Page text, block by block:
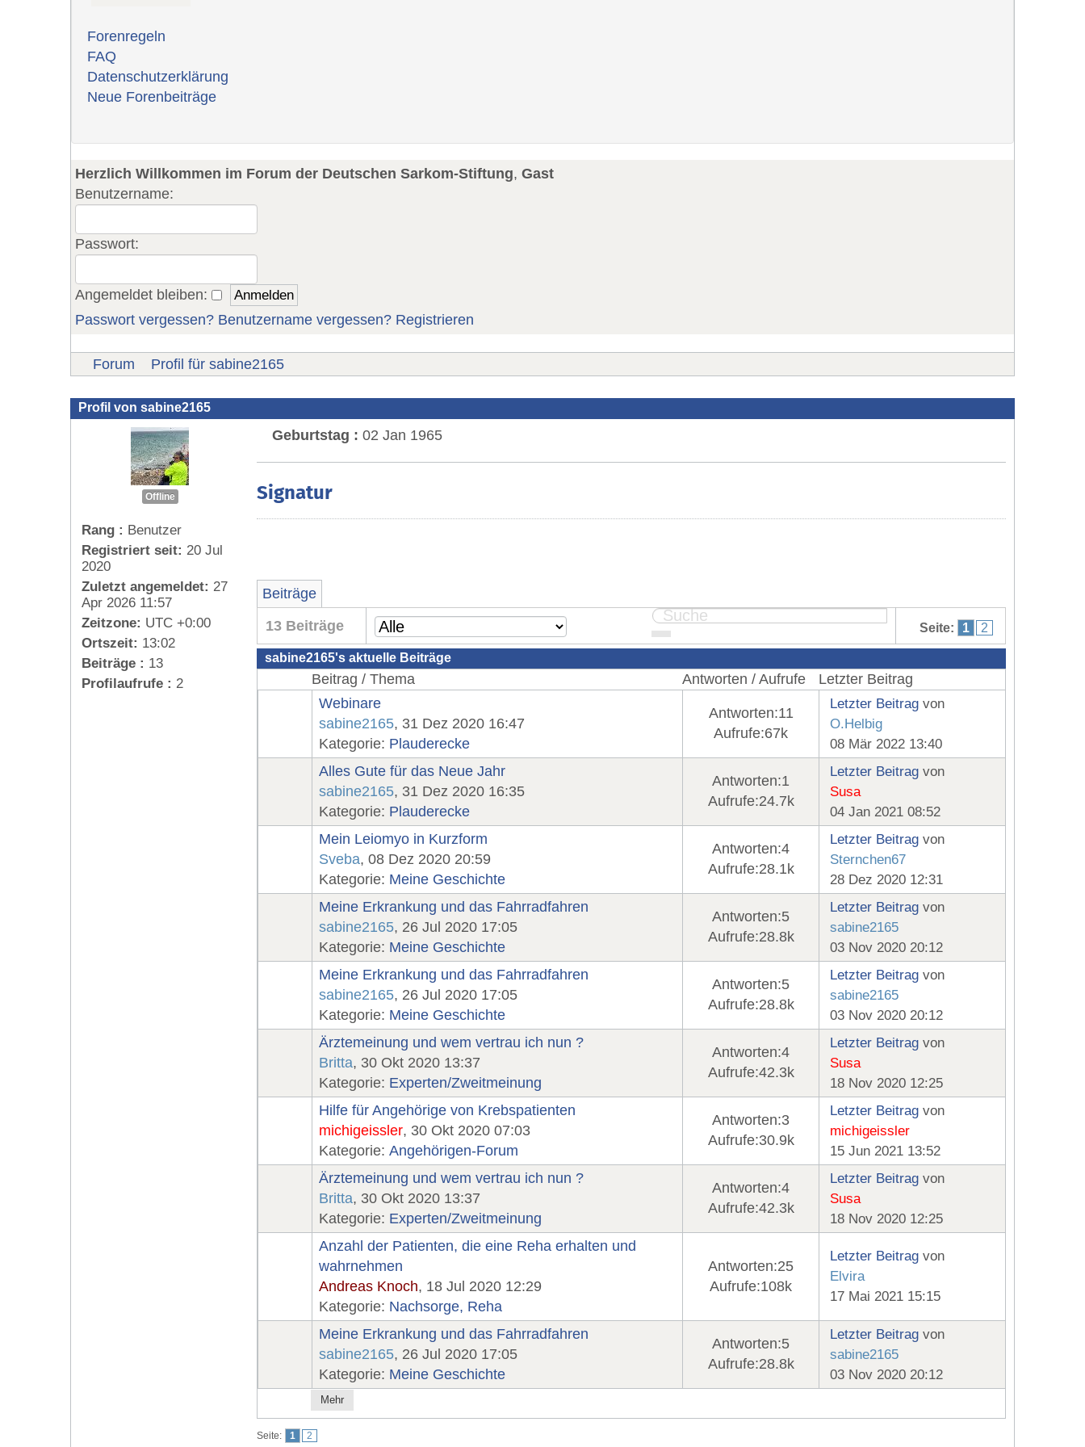
Forenregeln
FAQ
Datenschutzerklärung
Neue Forenbeiträge
Herzlich Willkommen im Forum der Deutschen Sarkom-Stiftung, Gast
Benutzername:
Passwort:
Angemeldet bleiben:
Passwort vergessen? Benutzername vergessen? Registrieren
Forum Profil für sabine2165
Profil von sabine2165
Offline
Rang : Benutzer
Registriert seit: 20 Jul
2020
Zuletzt angemeldet: 27
Apr 2026 11:57
Zeitzone: UTC +0:00
Ortszeit: 13:02
Beiträge : 13
Profilaufrufe : 2
Geburtstag : 02 Jan 1965
Signatur
Beiträge
13 Beiträge
Seite: 1 2
sabine2165's aktuelle Beiträge
Beitrag / Thema Antworten / Aufrufe Letzter Beitrag
Mehr
Webinare
sabine2165, 31 Dez 2020 16:47
Kategorie: Plauderecke
Antworten:11
Aufrufe:67k
Letzter Beitrag von
O.Helbig
08 Mär 2022 13:40
Alles Gute für das Neue Jahr
sabine2165, 31 Dez 2020 16:35
Kategorie: Plauderecke
Antworten:1
Aufrufe:24.7k
Letzter Beitrag von
Susa
04 Jan 2021 08:52
Mein Leiomyo in Kurzform
Sveba, 08 Dez 2020 20:59
Kategorie: Meine Geschichte
Antworten:4
Aufrufe:28.1k
Letzter Beitrag von
Sternchen67
28 Dez 2020 12:31
Meine Erkrankung und das Fahrradfahren
sabine2165, 26 Jul 2020 17:05
Kategorie: Meine Geschichte
Antworten:5
Aufrufe:28.8k
Letzter Beitrag von
sabine2165
03 Nov 2020 20:12
Meine Erkrankung und das Fahrradfahren
sabine2165, 26 Jul 2020 17:05
Kategorie: Meine Geschichte
Antworten:5
Aufrufe:28.8k
Letzter Beitrag von
sabine2165
03 Nov 2020 20:12
Ärztemeinung und wem vertrau ich nun ?
Britta, 30 Okt 2020 13:37
Kategorie: Experten/Zweitmeinung
Antworten:4
Aufrufe:42.3k
Letzter Beitrag von
Susa
18 Nov 2020 12:25
Hilfe für Angehörige von Krebspatienten
michigeissler, 30 Okt 2020 07:03
Kategorie: Angehörigen-Forum
Antworten:3
Aufrufe:30.9k
Letzter Beitrag von
michigeissler
15 Jun 2021 13:52
Ärztemeinung und wem vertrau ich nun ?
Britta, 30 Okt 2020 13:37
Kategorie: Experten/Zweitmeinung
Antworten:4
Aufrufe:42.3k
Letzter Beitrag von
Susa
18 Nov 2020 12:25
Anzahl der Patienten, die eine Reha erhalten und
wahrnehmen
Andreas Knoch, 18 Jul 2020 12:29
Kategorie: Nachsorge, Reha
Antworten:25
Aufrufe:108k
Letzter Beitrag von
Elvira
17 Mai 2021 15:15
Meine Erkrankung und das Fahrradfahren
sabine2165, 26 Jul 2020 17:05
Kategorie: Meine Geschichte
Antworten:5
Aufrufe:28.8k
Letzter Beitrag von
sabine2165
03 Nov 2020 20:12
Seite: 1 2